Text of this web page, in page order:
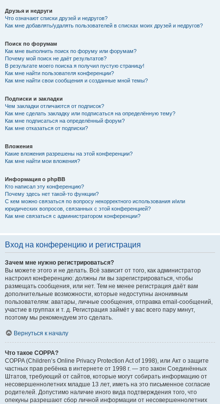
Друзья и недруги
Что означают списки друзей и недругов?
Как мне добавлять/удалять пользователей в списках моих друзей и недругов?
Поиск по форумам
Как мне выполнить поиск по форуму или форумам?
Почему мой поиск не даёт результатов?
В результате моего поиска я получил пустую страницу!
Как мне найти пользователя конференции?
Как мне найти свои сообщения и созданные мной темы?
Подписки и закладки
Чем закладки отличаются от подписок?
Как мне сделать закладку или подписаться на определённую тему?
Как мне подписаться на определённый форум?
Как мне отказаться от подписки?
Вложения
Какие вложения разрешены на этой конференции?
Как мне найти мои вложения?
Информация о phpBB
Кто написал эту конференцию?
Почему здесь нет такой-то функции?
С кем можно связаться по вопросу некорректного использования и/или
юридических вопросов, связанных с этой конференцией?
Как мне связаться с администратором конференции?
Вход на конференцию и регистрация
Зачем мне нужно регистрироваться?
Вы можете этого и не делать. Всё зависит от того, как администратор
настроил конференцию: должны ли вы зарегистрироваться, чтобы
размещать сообщения, или нет. Тем не менее регистрация даёт вам
дополнительные возможности, которые недоступны анонимным
пользователям: аватары, личные сообщения, отправка email-сообщений,
участие в группах и т. д. Регистрация займёт у вас всего пару минут,
поэтому мы рекомендуем это сделать.
Вернуться к началу
Что такое COPPA?
COPPA (Children’s Online Privacy Protection Act of 1998), или Акт о защите
частных прав ребёнка в интернете от 1998 г. — это закон Соединённых
Штатов, требующий от сайтов, которые могут собирать информацию от
несовершеннолетних младше 13 лет, иметь на это письменное согласие
родителей. Допустимо наличие иного вида подтверждения того, что
опекуны разрешают сбор личной информации от несовершеннолетних